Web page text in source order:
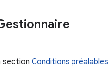
section Conditions préalables